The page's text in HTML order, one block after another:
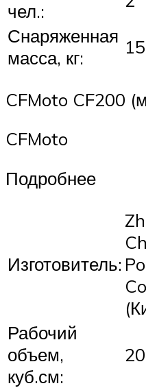
чел.:
Снаряженная
масса, кг:
CFMoto CF200
CFMoto
Подробнее
Изготовитель:
Рабочий
объем,
куб.см: